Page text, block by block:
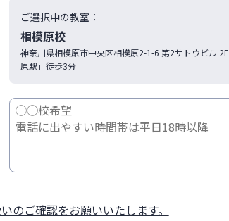
ご選択中の教室：
相模原校
神奈川県相模原市中央区相模原2-1-6 第2サトウビル 2F
原駅」徒歩3分
のご確認をお願いいたします。